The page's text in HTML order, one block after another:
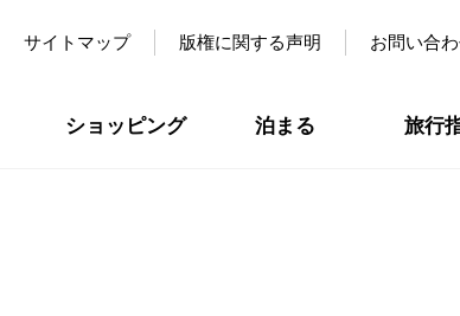
サイトマップ 版権に関する声明 お問い合
ショッピング 泊まる 旅行